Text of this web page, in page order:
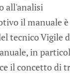
all'analisi
il manuale è
tecnico Vigile
in
il concetto di